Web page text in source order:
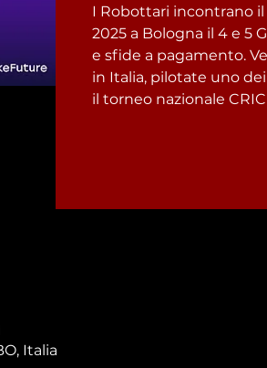
I Robottari incontrano
2025 a Bologna il 4 e 5
e sfide a pagamento.
in Italia, pilotate uno
il torneo nazionale
Italia